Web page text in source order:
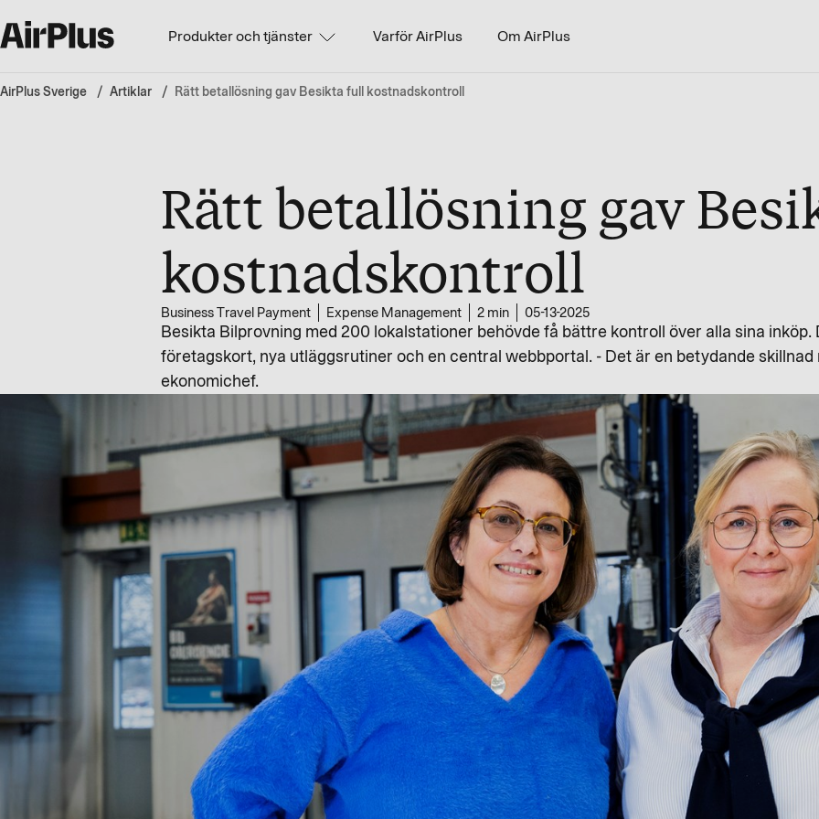
Produkter och tjänster Varför AirPlus Om AirPlus
AirPlus Sverige Artiklar Rätt betallösning gav Besikta full kostnadskontroll
Rätt betallösning gav
kostnadskontroll
Business Travel Payment Expense Management 2 min 05-13-2025
Besikta Bilprovning med 200 lokalstationer behövde få bättre kontroll över alla sina
företagskort, nya utläggsrutiner och en central webbportal. - Det är en betydande skillnad
ekonomichef.